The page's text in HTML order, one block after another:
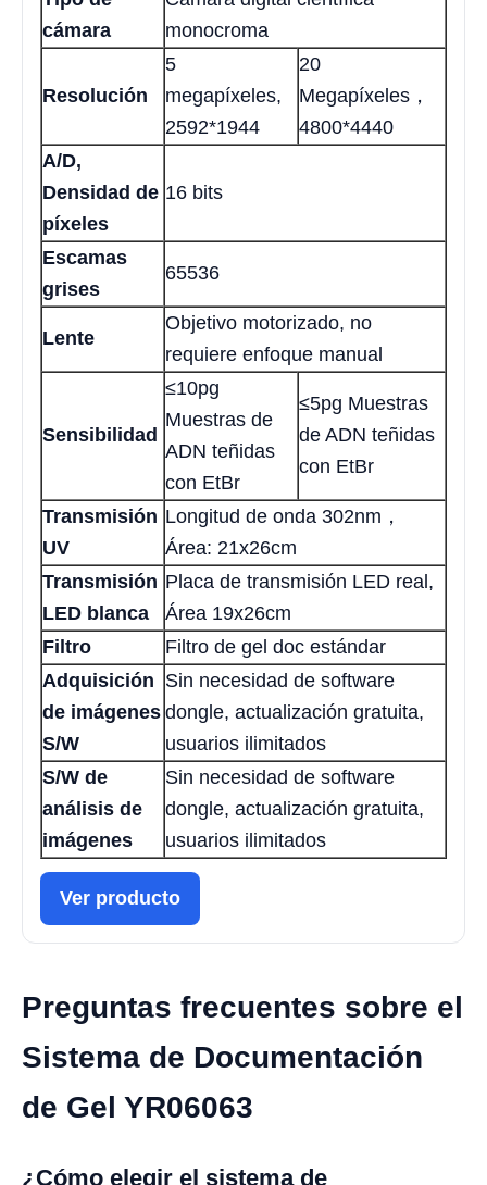
cámara
monocroma
Resolución
5
megapíxeles,
2592*1944
20
Megapíxeles，
4800*4440
A/D,
Densidad de
píxeles
16 bits
Escamas
grises
65536
Lente
Objetivo motorizado, no
requiere enfoque manual
Sensibilidad
≤10pg
Muestras de
ADN teñidas
con EtBr
≤5pg Muestras
de ADN teñidas
con EtBr
Transmisión
UV
Longitud de onda 302nm，
Área: 21x26cm
Transmisión
LED blanca
Placa de transmisión LED real,
Área 19x26cm
Filtro
Filtro de gel doc estándar
Adquisición
de imágenes
S/W
Sin necesidad de software
dongle, actualización gratuita,
usuarios ilimitados
S/W de
análisis de
imágenes
Sin necesidad de software
dongle, actualización gratuita,
usuarios ilimitados
Ver producto
Preguntas frecuentes sobre el
Sistema de Documentación
de Gel YR06063
¿Cómo elegir el sistema de